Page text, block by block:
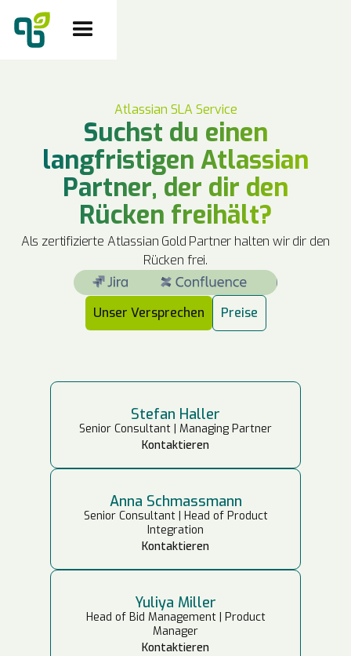
Atlassian SLA Service
Suchst du einen
langfristigen Atlassian
Partner, der dir den
Rücken freihält?
Als zertifizierte Atlassian Gold Partner halten wir dir den
Rücken frei.
Unser Versprechen Preise
Stefan Haller
Senior Consultant | Managing Partner
Kontaktieren
Anna Schmassmann
Senior Consultant | Head of Product
Integration
Kontaktieren
Yuliya Miller
Head of Bid Management | Product
Manager
Kontaktieren